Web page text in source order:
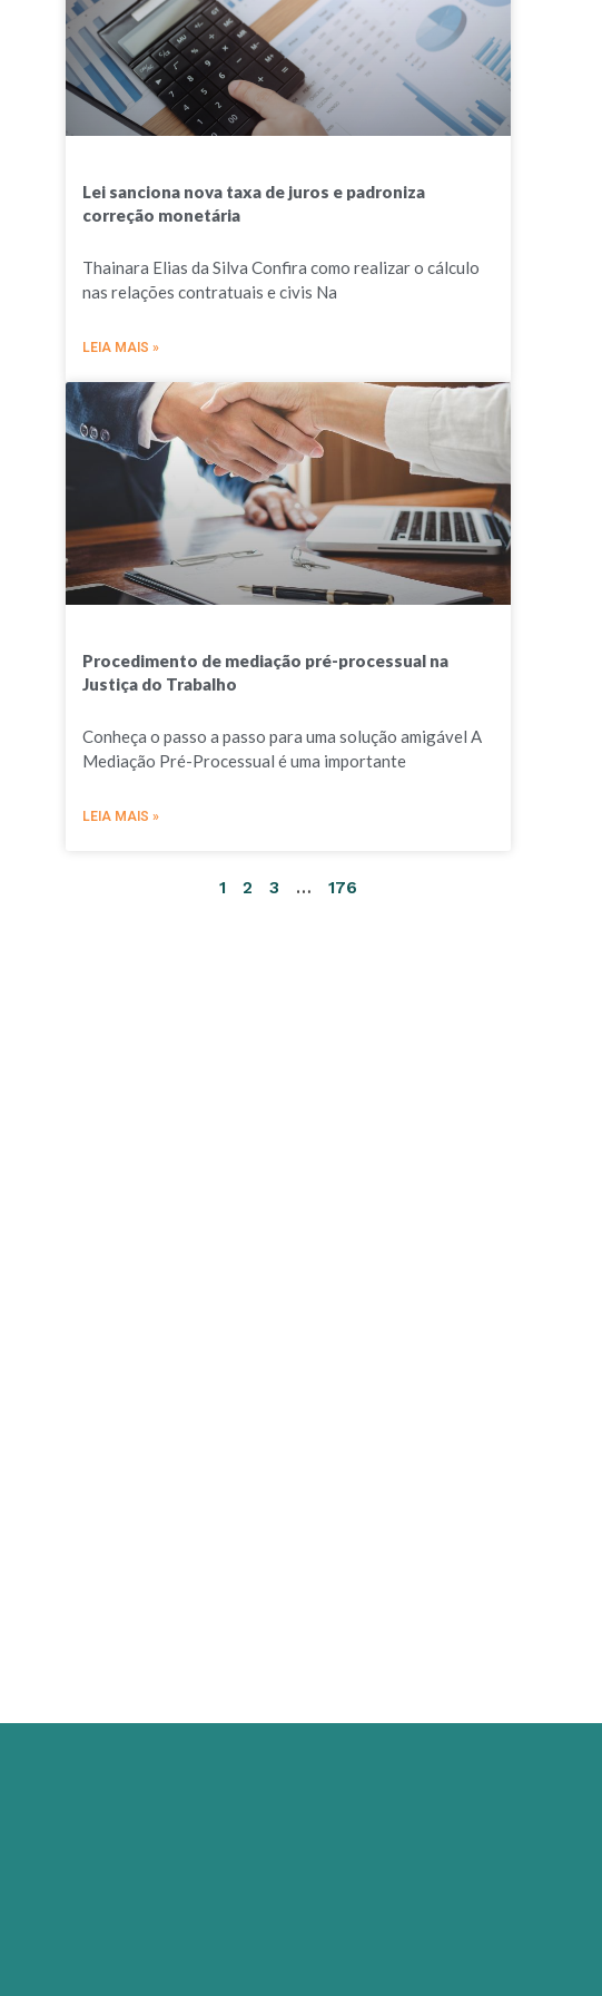
Lei sanciona nova taxa de juros e padroniza
correção monetária
Thainara Elias da Silva Confira como realizar o cálculo
nas relações contratuais e civis Na
LEIA MAIS »
Procedimento de mediação pré-processual na
Justiça do Trabalho
Conheça o passo a passo para uma solução amigável A
Mediação Pré-Processual é uma importante
LEIA MAIS »
1 2 3 … 176